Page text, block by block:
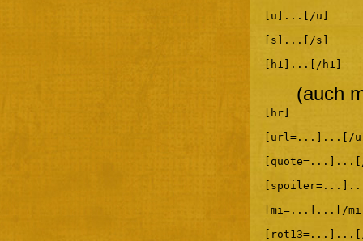
[u]...[/u]
[s]...[/s]
[h1]...[/h1]
(auch
[hr]
[url=...]...[/
[mi=...]...[/